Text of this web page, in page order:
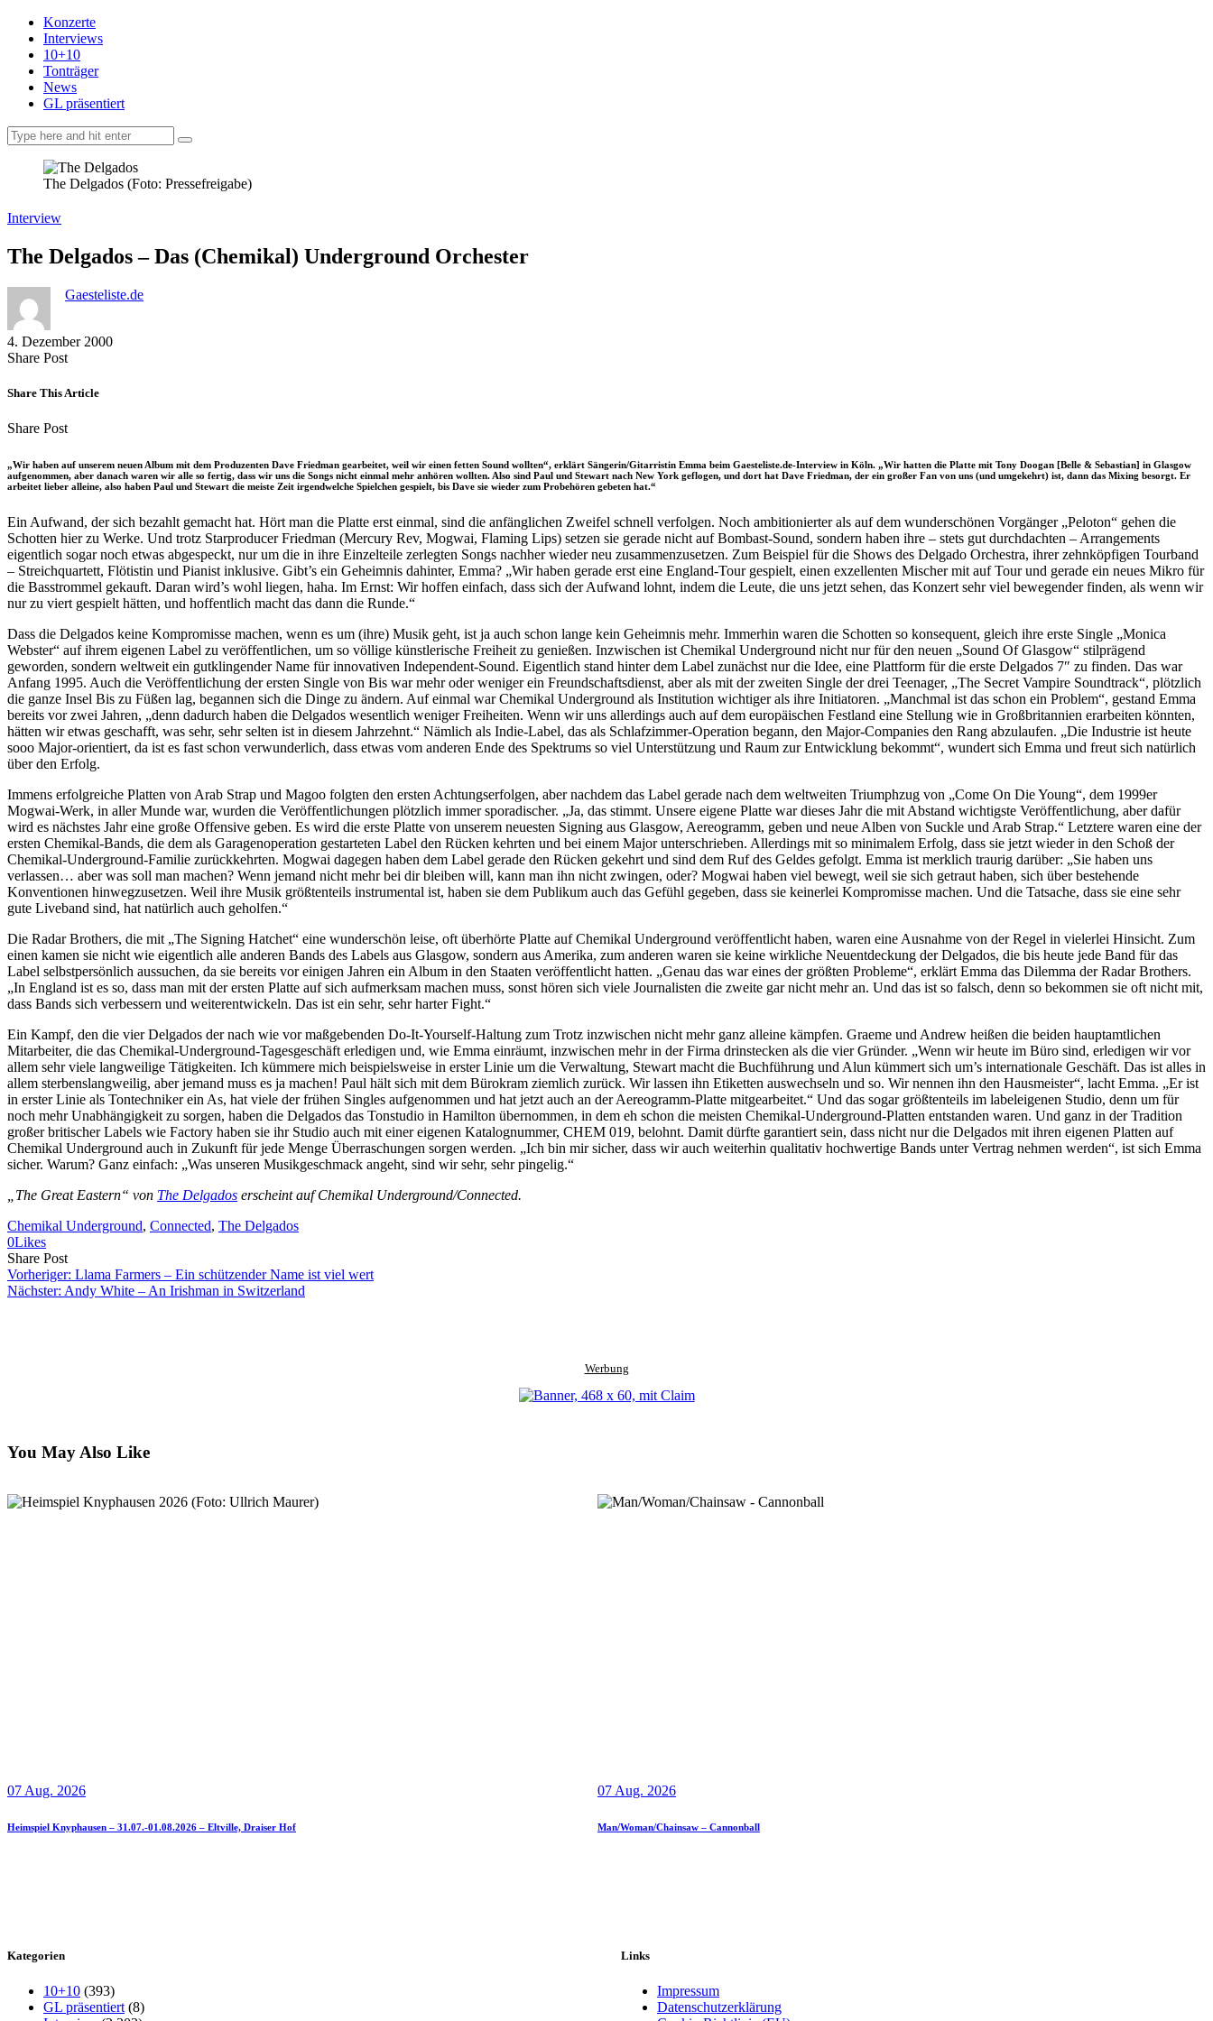
Konzerte
Interviews
10+10
Tonträger
News
GL präsentiert
The Delgados (Foto: Pressefreigabe)
Interview
The Delgados – Das (Chemikal) Underground Orchester
Gaesteliste.de
4. Dezember 2000
Share PostShare
Facebook
Copy
to
Send
via
Share This Article
Share PostShare
Facebook
Copy
to
clipboard
Send
via
eMail
„Wir haben auf unserem neuen Album mit dem Produzenten Dave Friedman gearbeitet, weil wir einen fetten Sound wollten“, erklärt Sängerin/Gitarristin Emma beim Gaesteliste.de-Interview in Köln. „Wir hatten die Platte mit Tony Doogan [Belle & Sebastian] in Glasgow
aufgenommen, aber danach waren wir alle so fertig, dass wir uns die Songs nicht einmal mehr anhören wollten. Also sind Paul und Stewart nach New York geflogen, und dort hat Dave Friedman, der ein großer Fan von uns (und umgekehrt) ist, dann das Mixing besorgt. Er
arbeitet lieber alleine, also haben Paul und Stewart die meiste Zeit irgendwelche Spielchen gespielt, bis Dave sie wieder zum Probehören gebeten hat.“
Ein Aufwand, der sich bezahlt gemacht hat. Hört man die Platte erst einmal, sind die anfänglichen Zweifel schnell verfolgen. Noch ambitionierter als auf dem wunderschönen Vorgänger „Peloton“ gehen die
Schotten hier zu Werke. Und trotz Starproducer Friedman (Mercury Rev, Mogwai, Flaming Lips) setzen sie gerade nicht auf Bombast-Sound, sondern haben ihre – stets gut durchdachten – Arrangements
eigentlich sogar noch etwas abgespeckt, nur um die in ihre Einzelteile zerlegten Songs nachher wieder neu zusammenzusetzen. Zum Beispiel für die Shows des Delgado Orchestra, ihrer zehnköpfigen Tourband
– Streichquartett, Flötistin und Pianist inklusive. Gibt’s ein Geheimnis dahinter, Emma? „Wir haben gerade erst eine England-Tour gespielt, einen exzellenten Mischer mit auf Tour und gerade ein neues Mikro für
die Basstrommel gekauft. Daran wird’s wohl liegen, haha. Im Ernst: Wir hoffen einfach, dass sich der Aufwand lohnt, indem die Leute, die uns jetzt sehen, das Konzert sehr viel bewegender finden, als wenn wir
nur zu viert gespielt hätten, und hoffentlich macht das dann die Runde.“
Dass die Delgados keine Kompromisse machen, wenn es um (ihre) Musik geht, ist ja auch schon lange kein Geheimnis mehr. Immerhin waren die Schotten so konsequent, gleich ihre erste Single „Monica
Webster“ auf ihrem eigenen Label zu veröffentlichen, um so völlige künstlerische Freiheit zu genießen. Inzwischen ist Chemikal Underground nicht nur für den neuen „Sound Of Glasgow“ stilprägend
geworden, sondern weltweit ein gutklingender Name für innovativen Independent-Sound. Eigentlich stand hinter dem Label zunächst nur die Idee, eine Plattform für die erste Delgados 7″ zu finden. Das war
Anfang 1995. Auch die Veröffentlichung der ersten Single von Bis war mehr oder weniger ein Freundschaftsdienst, aber als mit der zweiten Single der drei Teenager, „The Secret Vampire Soundtrack“, plötzlich
die ganze Insel Bis zu Füßen lag, begannen sich die Dinge zu ändern. Auf einmal war Chemikal Underground als Institution wichtiger als ihre Initiatoren. „Manchmal ist das schon ein Problem“, gestand Emma
bereits vor zwei Jahren, „denn dadurch haben die Delgados wesentlich weniger Freiheiten. Wenn wir uns allerdings auch auf dem europäischen Festland eine Stellung wie in Großbritannien erarbeiten könnten,
hätten wir etwas geschafft, was sehr, sehr selten ist in diesem Jahrzehnt.“ Nämlich als Indie-Label, das als Schlafzimmer-Operation begann, den Major-Companies den Rang abzulaufen. „Die Industrie ist heute
sooo Major-orientiert, da ist es fast schon verwunderlich, dass etwas vom anderen Ende des Spektrums so viel Unterstützung und Raum zur Entwicklung bekommt“, wundert sich Emma und freut sich natürlich
über den Erfolg.
Immens erfolgreiche Platten von Arab Strap und Magoo folgten den ersten Achtungserfolgen, aber nachdem das Label gerade nach dem weltweiten Triumphzug von „Come On Die Young“, dem 1999er
Mogwai-Werk, in aller Munde war, wurden die Veröffentlichungen plötzlich immer sporadischer. „Ja, das stimmt. Unsere eigene Platte war dieses Jahr die mit Abstand wichtigste Veröffentlichung, aber dafür
wird es nächstes Jahr eine große Offensive geben. Es wird die erste Platte von unserem neuesten Signing aus Glasgow, Aereogramm, geben und neue Alben von Suckle und Arab Strap.“ Letztere waren eine der
ersten Chemikal-Bands, die dem als Garagenoperation gestarteten Label den Rücken kehrten und bei einem Major unterschrieben. Allerdings mit so minimalem Erfolg, dass sie jetzt wieder in den Schoß der
Chemikal-Underground-Familie zurückkehrten. Mogwai dagegen haben dem Label gerade den Rücken gekehrt und sind dem Ruf des Geldes gefolgt. Emma ist merklich traurig darüber: „Sie haben uns
verlassen… aber was soll man machen? Wenn jemand nicht mehr bei dir bleiben will, kann man ihn nicht zwingen, oder? Mogwai haben viel bewegt, weil sie sich getraut haben, sich über bestehende
Konventionen hinwegzusetzen. Weil ihre Musik größtenteils instrumental ist, haben sie dem Publikum auch das Gefühl gegeben, dass sie keinerlei Kompromisse machen. Und die Tatsache, dass sie eine sehr
gute Liveband sind, hat natürlich auch geholfen.“
Die Radar Brothers, die mit „The Signing Hatchet“ eine wunderschön leise, oft überhörte Platte auf Chemikal Underground veröffentlicht haben, waren eine Ausnahme von der Regel in vielerlei Hinsicht. Zum
einen kamen sie nicht wie eigentlich alle anderen Bands des Labels aus Glasgow, sondern aus Amerika, zum anderen waren sie keine wirkliche Neuentdeckung der Delgados, die bis heute jede Band für das
Label selbstpersönlich aussuchen, da sie bereits vor einigen Jahren ein Album in den Staaten veröffentlicht hatten. „Genau das war eines der größten Probleme“, erklärt Emma das Dilemma der Radar Brothers.
„In England ist es so, dass man mit der ersten Platte auf sich aufmerksam machen muss, sonst hören sich viele Journalisten die zweite gar nicht mehr an. Und das ist so falsch, denn so bekommen sie oft nicht mit,
dass Bands sich verbessern und weiterentwickeln. Das ist ein sehr, sehr harter Fight.“
Ein Kampf, den die vier Delgados der nach wie vor maßgebenden Do-It-Yourself-Haltung zum Trotz inzwischen nicht mehr ganz alleine kämpfen. Graeme und Andrew heißen die beiden hauptamtlichen
Mitarbeiter, die das Chemikal-Underground-Tagesgeschäft erledigen und, wie Emma einräumt, inzwischen mehr in der Firma drinstecken als die vier Gründer. „Wenn wir heute im Büro sind, erledigen wir vor
allem sehr viele langweilige Tätigkeiten. Ich kümmere mich beispielsweise in erster Linie um die Verwaltung, Stewart macht die Buchführung und Alun kümmert sich um’s internationale Geschäft. Das ist alles in
allem sterbenslangweilig, aber jemand muss es ja machen! Paul hält sich mit dem Bürokram ziemlich zurück. Wir lassen ihn Etiketten auswechseln und so. Wir nennen ihn den Hausmeister“, lacht Emma. „Er ist
in erster Linie als Tontechniker ein As, hat viele der frühen Singles aufgenommen und hat jetzt auch an der Aereogramm-Platte mitgearbeitet.“ Und das sogar größtenteils im labeleigenen Studio, denn um für
noch mehr Unabhängigkeit zu sorgen, haben die Delgados das Tonstudio in Hamilton übernommen, in dem eh schon die meisten Chemikal-Underground-Platten entstanden waren. Und ganz in der Tradition
großer britischer Labels wie Factory haben sie ihr Studio auch mit einer eigenen Katalognummer, CHEM 019, belohnt. Damit dürfte garantiert sein, dass nicht nur die Delgados mit ihren eigenen Platten auf
Chemikal Underground auch in Zukunft für jede Menge Überraschungen sorgen werden. „Ich bin mir sicher, dass wir auch weiterhin qualitativ hochwertige Bands unter Vertrag nehmen werden“, ist sich Emma
sicher. Warum? Ganz einfach: „Was unseren Musikgeschmack angeht, sind wir sehr, sehr pingelig.“
„The Great Eastern“ von The Delgados erscheint auf Chemikal Underground/Connected.
Chemikal Underground, Connected, The Delgados
0Likes
Share PostShare
on
Facebook
Copy
URL
to
Send
Link
via
Vorheriger: Llama Farmers – Ein schützender Name ist viel wert
Nächster: Andy White – An Irishman in Switzerland
Werbung
You May Also Like
07 Aug. 2026
Heimspiel Knyphausen – 31.07.-01.08.2026 – Eltville, Draiser Hof
07 Aug. 2026
Man/Woman/Chainsaw – Cannonball
Kategorien
10+10 (393)
GL präsentiert (8)
Links
Impressum
Datenschutzerklärung